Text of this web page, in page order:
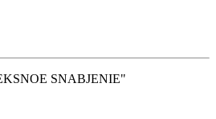
SNABJENIE"